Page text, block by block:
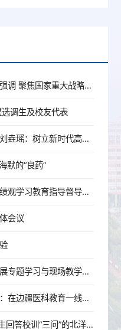
习近平给天津大学全体师生回信强调 聚焦国家重大战略需求提高人才培养质量 更好服务经济社会发展
调生及校友代表
【学习教育】人文艺术学院教师刘垚瑶：树立新时代高校党员教师的正确政绩观
默的“良药”
天津大学召开树立和践行正确政绩观学习教育指导督导工作推进会
会议
第三期青骨班、第二期青干班开展专题学习与现场教学活动
【学习教育】医学院教师白艳茹：在边疆医科教育一线践行育人初心
纪念张含英诞辰126周年｜用一生回答校训“三问”的北洋老校长